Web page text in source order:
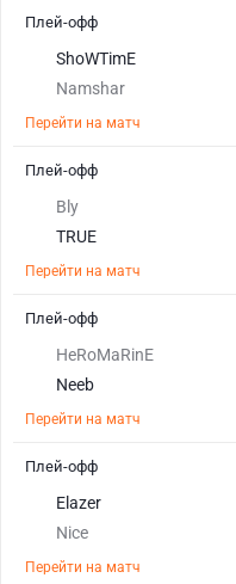
ShoWTimE
Namshar
Перейти на матч
Плей-офф
Bly
TRUE
Перейти на матч
Плей-офф
HeRoMaRinE
Neeb
Перейти на матч
Плей-офф
Elazer
Nice
Перейти на матч
Плей-офф